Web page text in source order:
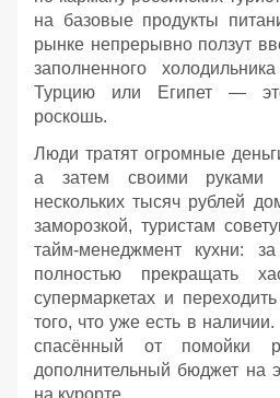
на базовые продукты
рынке непрерывно ползут
заполненного
Турцию или Египет — это
роскошь.
Люди тратят огромные
а затем своими
нескольких тысяч рублей
заморозкой, туристам
тайм-менеджмент кухни:
полностью прекращать
супермаркетах и
того, что уже есть в
спасённый от
дополнительный бюджет на